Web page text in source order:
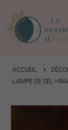
ACCUEIL
LAMPE DE SEL